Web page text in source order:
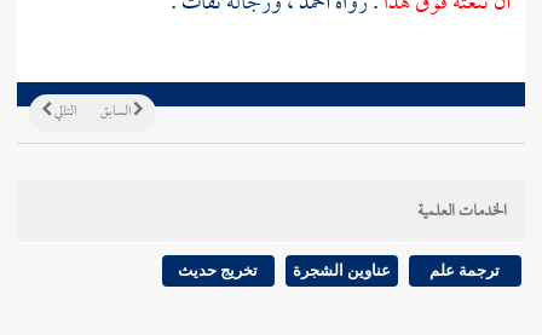
التالي السابق
الخدمات العلمية
ترجمة علم عناوين الشجرة تخريج حديث